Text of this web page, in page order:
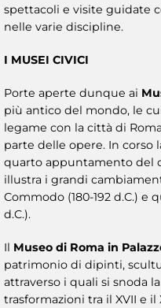
spettacoli e visite guidate
nelle varie discipline.
I MUSEI CIVICI
Porte aperte dunque ai
più antico del mondo, le
legame con la città di
parte delle opere. In corso
quarto appuntamento del
illustra i grandi
Commodo (180-192 d.C.) e
d.C.).
Il Museo di Roma in
patrimonio di dipinti,
attraverso i quali si snoda
trasformazioni tra il XVII e il